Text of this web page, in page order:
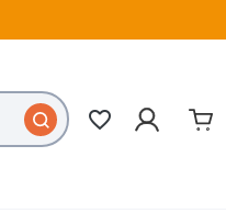
favorite_border